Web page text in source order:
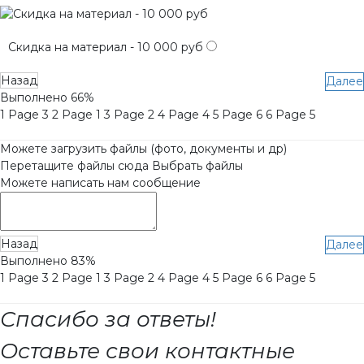
Скидка на материал - 10 000 руб
Назад
Далее
Выполнено 66%
1 Page 3 2 Page 1 3 Page 2 4 Page 4 5 Page 6 6 Page 5
Можете загрузить файлы (фото, документы и др)
Перетащите файлы сюда Выбрать файлы
Можете написать нам сообщение
Назад
Далее
Выполнено 83%
1 Page 3 2 Page 1 3 Page 2 4 Page 4 5 Page 6 6 Page 5
Спасибо за ответы!
Оставьте свои контактные